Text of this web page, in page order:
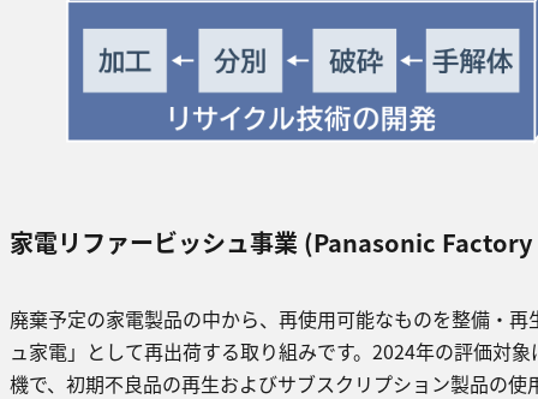
家電リファービッシュ事業 (Panasonic
廃棄予定の家電製品の中から、再使用可能なものを整備・再
ュ家電」として再出荷する取り組みです。2024年の評価対
機で、初期不良品の再生およびサブスクリプション製品の使